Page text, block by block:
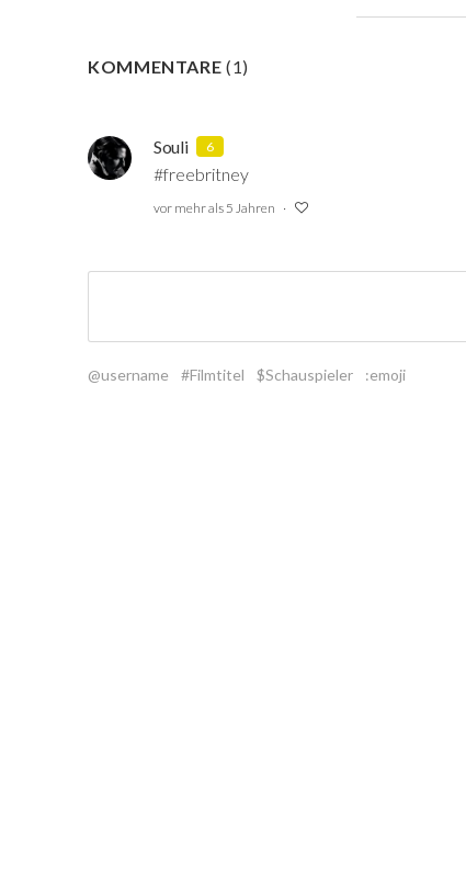
KOMMENTARE(1)
Souli 6
#freebritney
vor mehr als 5 Jahren
@username #Filmtitel $Schauspieler :emoji